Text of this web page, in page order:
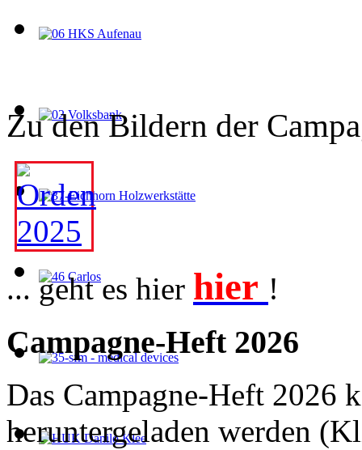
Zu den Bildern der
... geht es hier hier !
Campagne-Heft 2026
Das Campagne-Heft 2026
heruntergeladen werden